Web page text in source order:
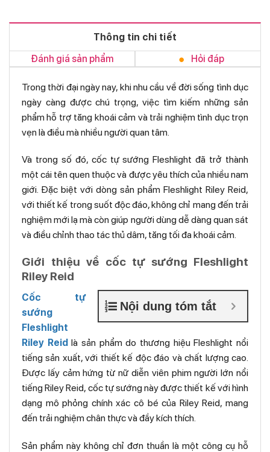
Thông tin chi tiết
Đánh giá sản phẩm
Hỏi đáp
Trong thời đại ngày nay, khi nhu cầu về đời sống tình dục
ngày càng được chú trọng, việc tìm kiếm những sản
phẩm hỗ trợ tăng khoái cảm và trải nghiệm tình dục trọn
vẹn là điều mà nhiều người quan tâm.
Và trong số đó, cốc tự sướng Fleshlight đã trở thành
một cái tên quen thuộc và được yêu thích của nhiều nam
giới. Đặc biệt với dòng sản phẩm Fleshlight Riley Reid,
với thiết kế trong suốt độc đáo, không chỉ mang đến trải
nghiệm mới lạ mà còn giúp người dùng dễ dàng quan sát
và điều chỉnh thao tác thủ dâm, tăng tối đa khoái cảm.
Giới thiệu về cốc tự sướng Fleshlight
Riley Reid
Nội dung tóm tắt
Cốc tự
sướng
Fleshlight
Riley Reidlà sản phẩm do thương hiệu Fleshlight nổi
tiếng sản xuất, với thiết kế độc đáo và chất lượng cao.
Được lấy cảm hứng từ nữ diễn viên phim người lớn nổi
tiếng Riley Reid, cốc tự sướng này được thiết kế với hình
dạng mô phỏng chính xác cô bé của Riley Reid, mang
đến trải nghiệm chân thực và đầy kích thích.
Sản phẩm này không chỉ đơn thuần là một công cụ hỗ